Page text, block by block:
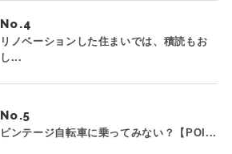
No.
リノベーションした住まいでは、積読もお
し...
No.
ビンテージ自転車に乗ってみない？【POI...